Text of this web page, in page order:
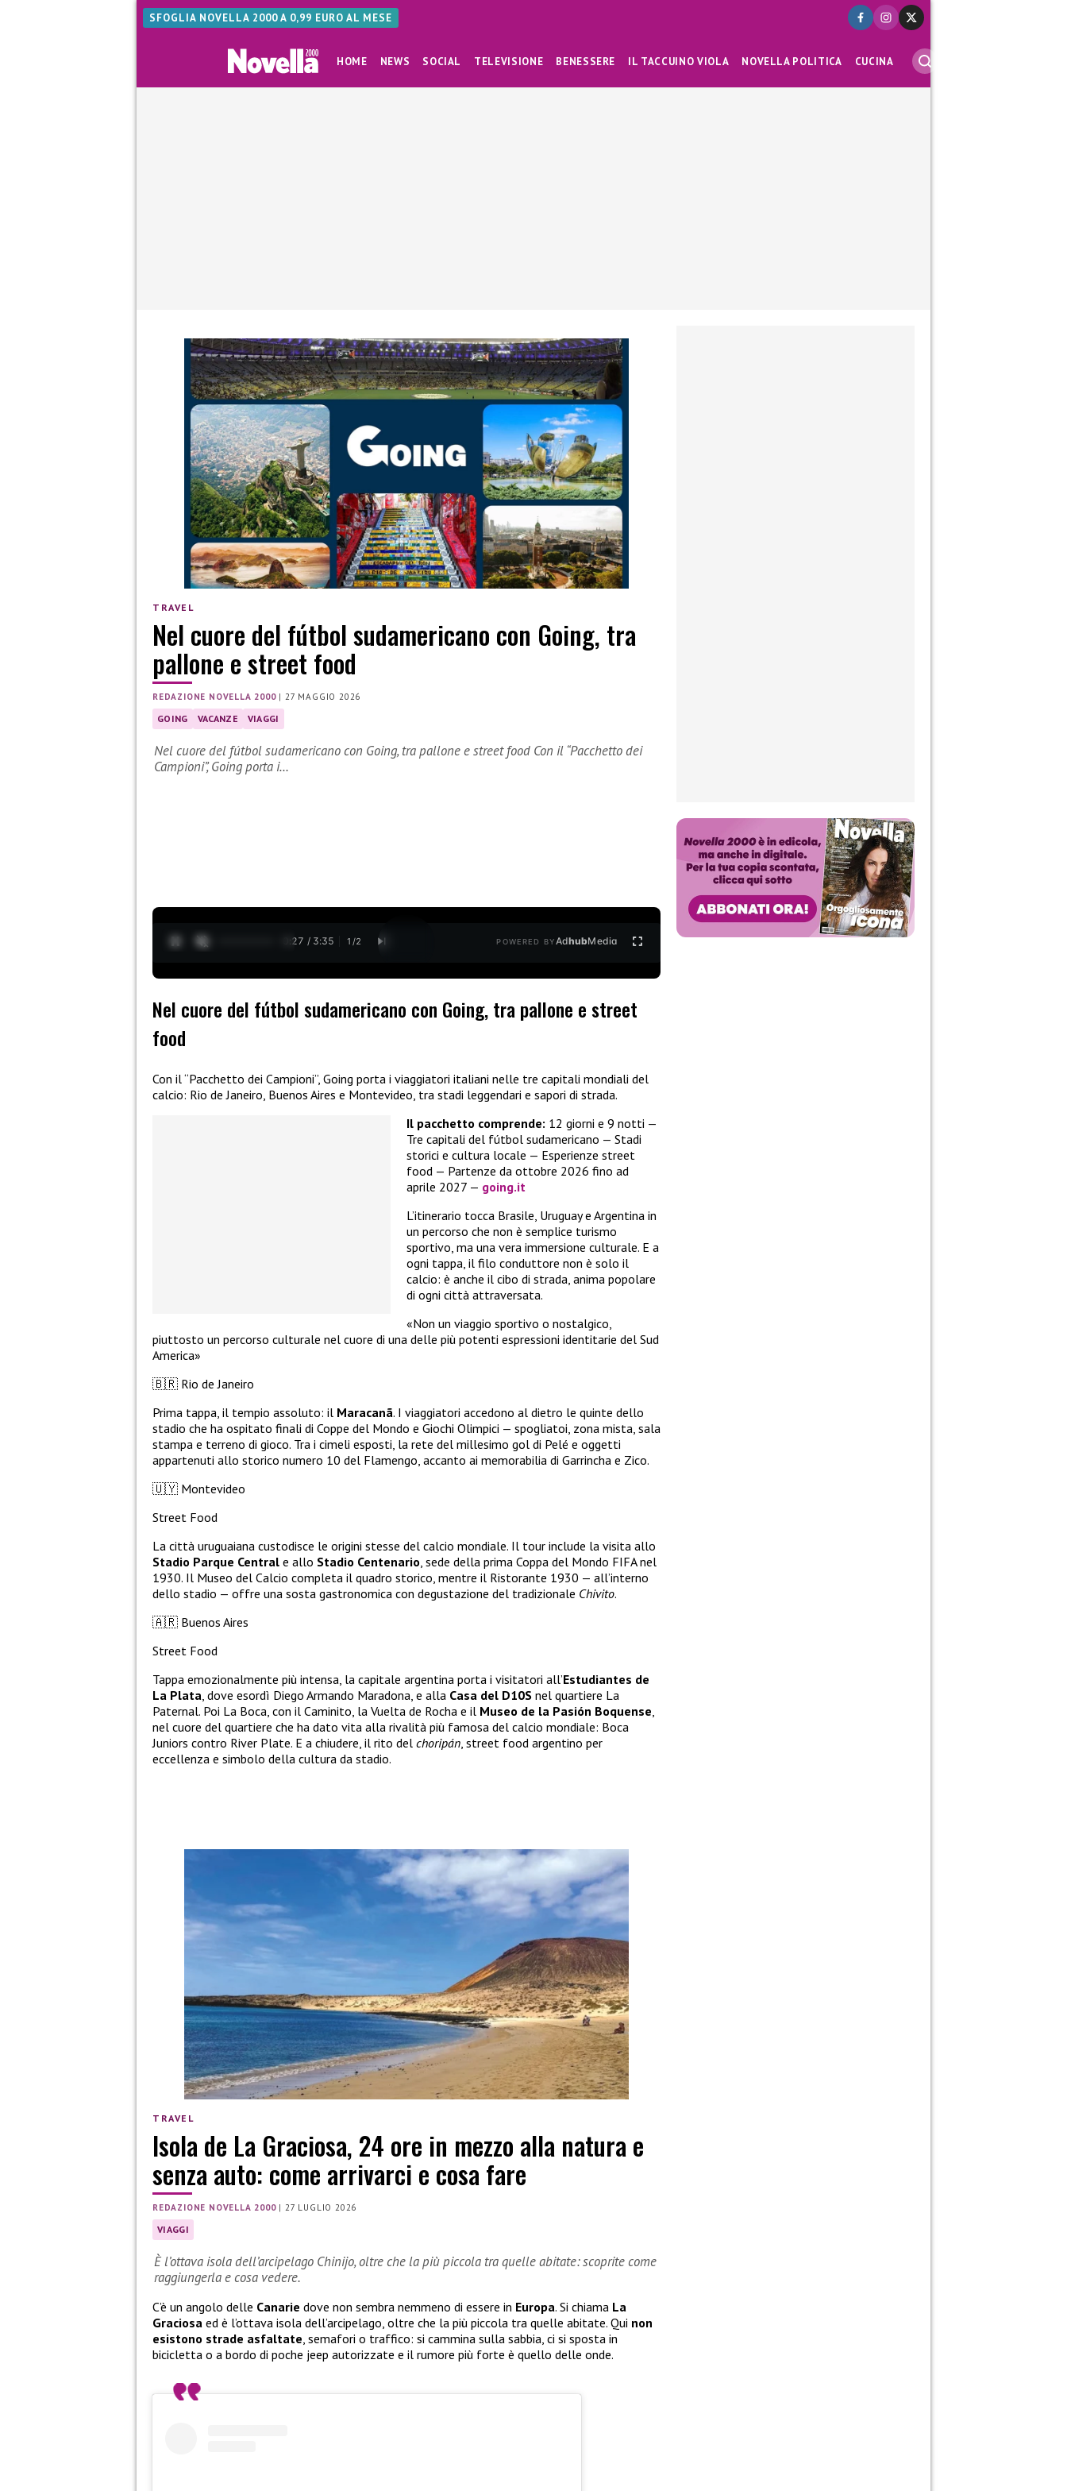
SFOGLIA NOVELLA 2000 A 0,99 EURO AL MESE
HOME NEWS SOCIAL TELEVISIONE BENESSERE IL TACCUINO VIOLA NOVELLA POLITICA CUCINA
TRAVEL
Nel cuore del fútbol sudamericano con Going, tra
pallone e street food
REDAZIONE NOVELLA 2000|27 MAGGIO 2026
GOING VACANZE VIAGGI
Nel cuore del fútbol sudamericano con Going, tra pallone e street food Con il “Pacchetto dei
Campioni”, Going porta i…
0:28 / 3:35 1 /2 POWERED BYAdhubMedia
Nel cuore del fútbol sudamericano con Going, tra pallone e street
food
Con il “Pacchetto dei Campioni”, Going porta i viaggiatori italiani nelle tre capitali mondiali del
calcio: Rio de Janeiro, Buenos Aires e Montevideo, tra stadi leggendari e sapori di strada.
Il pacchetto comprende: 12 giorni e 9 notti —
Tre capitali del fútbol sudamericano — Stadi
storici e cultura locale — Esperienze street
food — Partenze da ottobre 2026 fino ad
aprile 2027 — going.it
L’itinerario tocca Brasile, Uruguay e Argentina in
un percorso che non è semplice turismo
sportivo, ma una vera immersione culturale. E a
ogni tappa, il filo conduttore non è solo il
calcio: è anche il cibo di strada, anima popolare
di ogni città attraversata.
«Non un viaggio sportivo o nostalgico,
piuttosto un percorso culturale nel cuore di una delle più potenti espressioni identitarie del Sud
America»
🇧🇷 Rio de Janeiro
Prima tappa, il tempio assoluto: il Maracanã. I viaggiatori accedono al dietro le quinte dello
stadio che ha ospitato finali di Coppe del Mondo e Giochi Olimpici — spogliatoi, zona mista, sala
stampa e terreno di gioco. Tra i cimeli esposti, la rete del millesimo gol di Pelé e oggetti
appartenuti allo storico numero 10 del Flamengo, accanto ai memorabilia di Garrincha e Zico.
🇺🇾 Montevideo
Street Food
La città uruguaiana custodisce le origini stesse del calcio mondiale. Il tour include la visita allo
Stadio Parque Central e allo Stadio Centenario , sede della prima Coppa del Mondo FIFA nel
1930. Il Museo del Calcio completa il quadro storico, mentre il Ristorante 1930 — all’interno
dello stadio — offre una sosta gastronomica con degustazione del tradizionale Chivito.
🇦🇷 Buenos Aires
Street Food
Tappa emozionalmente più intensa, la capitale argentina porta i visitatori all’Estudiantes de
La Plata , dove esordì Diego Armando Maradona, e alla Casa del D10S nel quartiere La
Paternal. Poi La Boca, con il Caminito, la Vuelta de Rocha e il Museo de la Pasión Boquense
nel cuore del quartiere che ha dato vita alla rivalità più famosa del calcio mondiale: Boca
Juniors contro River Plate. E a chiudere, il rito del choripán , street food argentino per
eccellenza e simbolo della cultura da stadio.
TRAVEL
Isola de La Graciosa, 24 ore in mezzo alla natura e
senza auto: come arrivarci e cosa fare
REDAZIONE NOVELLA 2000|27 LUGLIO 2026
VIAGGI
È l’ottava isola dell’arcipelago Chinijo, oltre che la più piccola tra quelle abitate: scoprite come
raggiungerla e cosa vedere.
C’è un angolo delle Canarie dove non sembra nemmeno di essere in Europa. Si chiama La
Graciosa ed è l’ottava isola dell’arcipelago, oltre che la più piccola tra quelle abitate. Qui non
esistono strade asfaltate , semafori o traffico: si cammina sulla sabbia, ci si sposta in
bicicletta o a bordo di poche jeep autorizzate e il rumore più forte è quello delle onde.